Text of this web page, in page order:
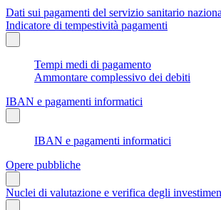
Dati sui pagamenti del servizio sanitario
Indicatore di tempestività pagamenti
Tempi medi di pagamento
Ammontare complessivo dei debiti
IBAN e pagamenti informatici
IBAN e pagamenti informatici
Opere pubbliche
Nuclei di valutazione e verifica degli